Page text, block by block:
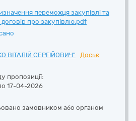
переможця закупівлі та
договір про закупівлю.pdf
ВІТАЛІЙ СЕРГІЙОВИЧ"
Досьє
пропозиції:
17-04-2026
замовником або органом